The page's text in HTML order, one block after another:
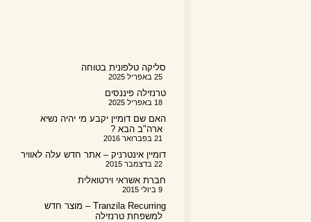
סליקה טלפונית בטוחה
טרנזילה פיננסים
האם שם דומיין יקבע מי יהיה נשיא
ארה"ב הבא ?
דומיין אינטרניק – אתר חדש עלה לאוויר
חברת אשראי וירטואלית
Tranzila Recurring – מוצר חדש
למשפחת טרנזילה